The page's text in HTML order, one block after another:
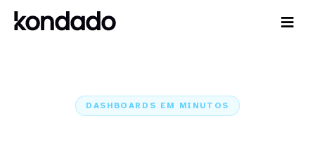
DASHBOARDS EM MINUTOS